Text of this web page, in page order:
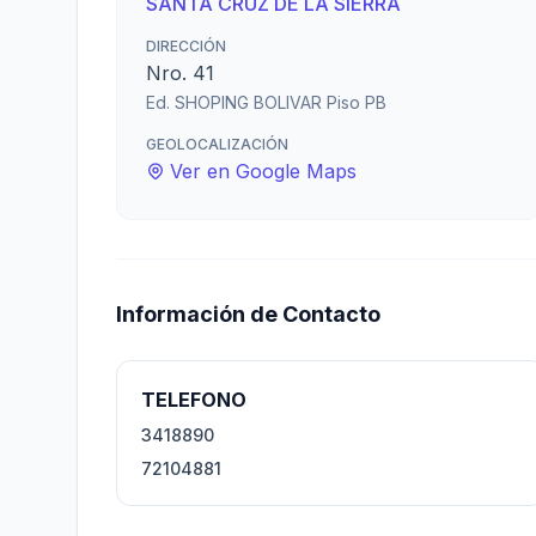
DIRECCIÓN
Nro. 41
Ed. SHOPING BOLIVAR Piso PB
GEOLOCALIZACIÓN
Ver en Google Maps
Información de Contacto
TELEFONO
3418890
72104881